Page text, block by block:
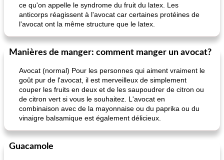
ce qu'on appelle le syndrome du fruit du latex. Les
anticorps réagissent à l'avocat car certaines protéines de
l'avocat ont la même structure que le latex.
Manières de manger: comment manger un avocat?
Avocat (normal) Pour les personnes qui aiment vraiment le
goût pur de l'avocat, il est merveilleux de simplement
couper les fruits en deux et de les saupoudrer de citron ou
de citron vert si vous le souhaitez. L'avocat en
combinaison avec de la mayonnaise ou du paprika ou du
vinaigre balsamique est également délicieux.
Guacamole